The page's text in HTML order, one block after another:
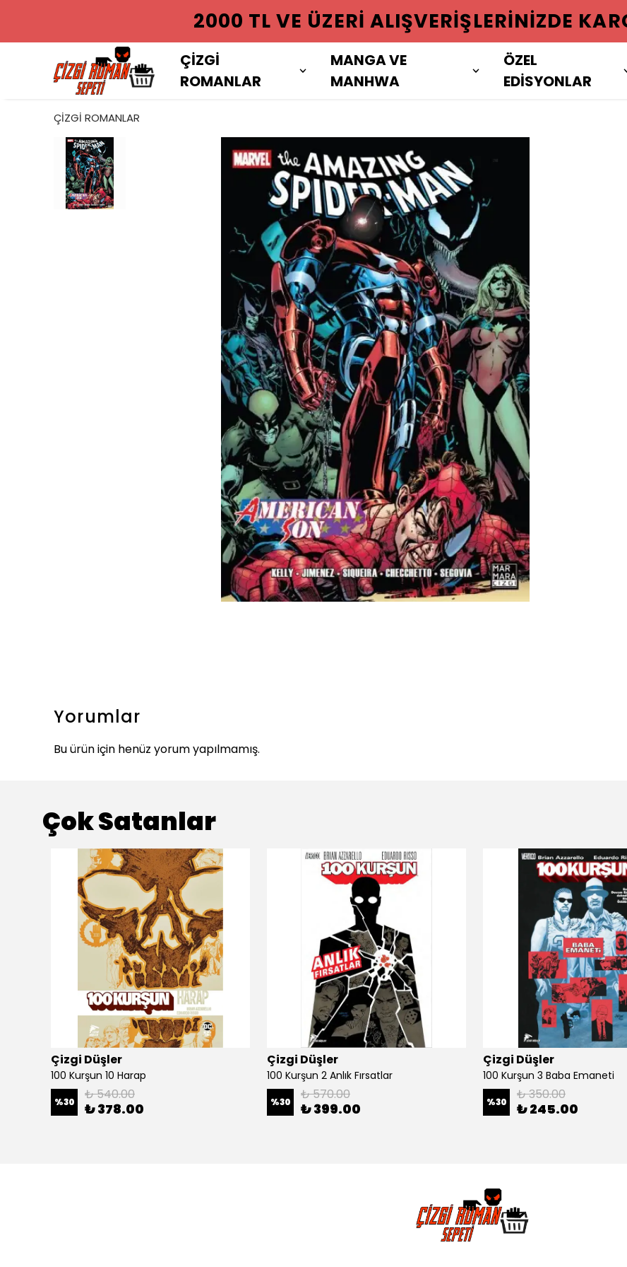
2000 TL VE ÜZERI ALIŞVERIŞLERINIZDE
ÇİZGİ
ROMANLAR
MANGA VE
MANHWA
ÖZEL
EDİSYONLAR
ÇİZGİ ROMANLAR
Yorumlar
Bu ürün için henüz yorum yapılmamış.
Çok Satanlar
Çizgi Düşler
100 Kurşun 10 Harap
%30 ₺ 540.00
₺ 378.00
Çizgi Düşler
100 Kurşun 2 Anlık Fırsatlar
%30 ₺ 570.00
₺ 399.00
Çizgi Düşler
100 Kurşun 3 Baba Emaneti
%30 ₺ 350.00
₺ 245.00